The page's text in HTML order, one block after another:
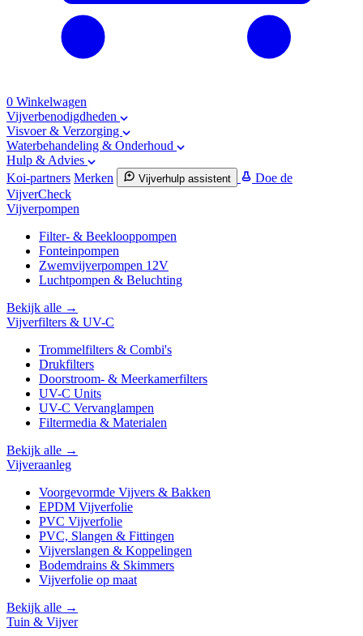
0 Winkelwagen
Vijverbenodigdheden
Visvoer & Verzorging
Waterbehandeling & Onderhoud
Hulp & Advies
Koi-partners Merken Vijverhulp assistent
Doe de
VijverCheck
Vijverpompen
Filter- & Beeklooppompen
Fonteinpompen
Zwemvijverpompen 12V
Luchtpompen & Beluchting
Bekijk alle →
Vijverfilters & UV-C
Trommelfilters & Combi's
Drukfilters
Doorstroom- & Meerkamerfilters
UV-C Units
UV-C Vervanglampen
Filtermedia & Materialen
Bekijk alle →
Vijveraanleg
Voorgevormde Vijvers & Bakken
EPDM Vijverfolie
PVC Vijverfolie
PVC, Slangen & Fittingen
Vijverslangen & Koppelingen
Bodemdrains & Skimmers
Vijverfolie op maat
Bekijk alle →
Tuin & Vijver